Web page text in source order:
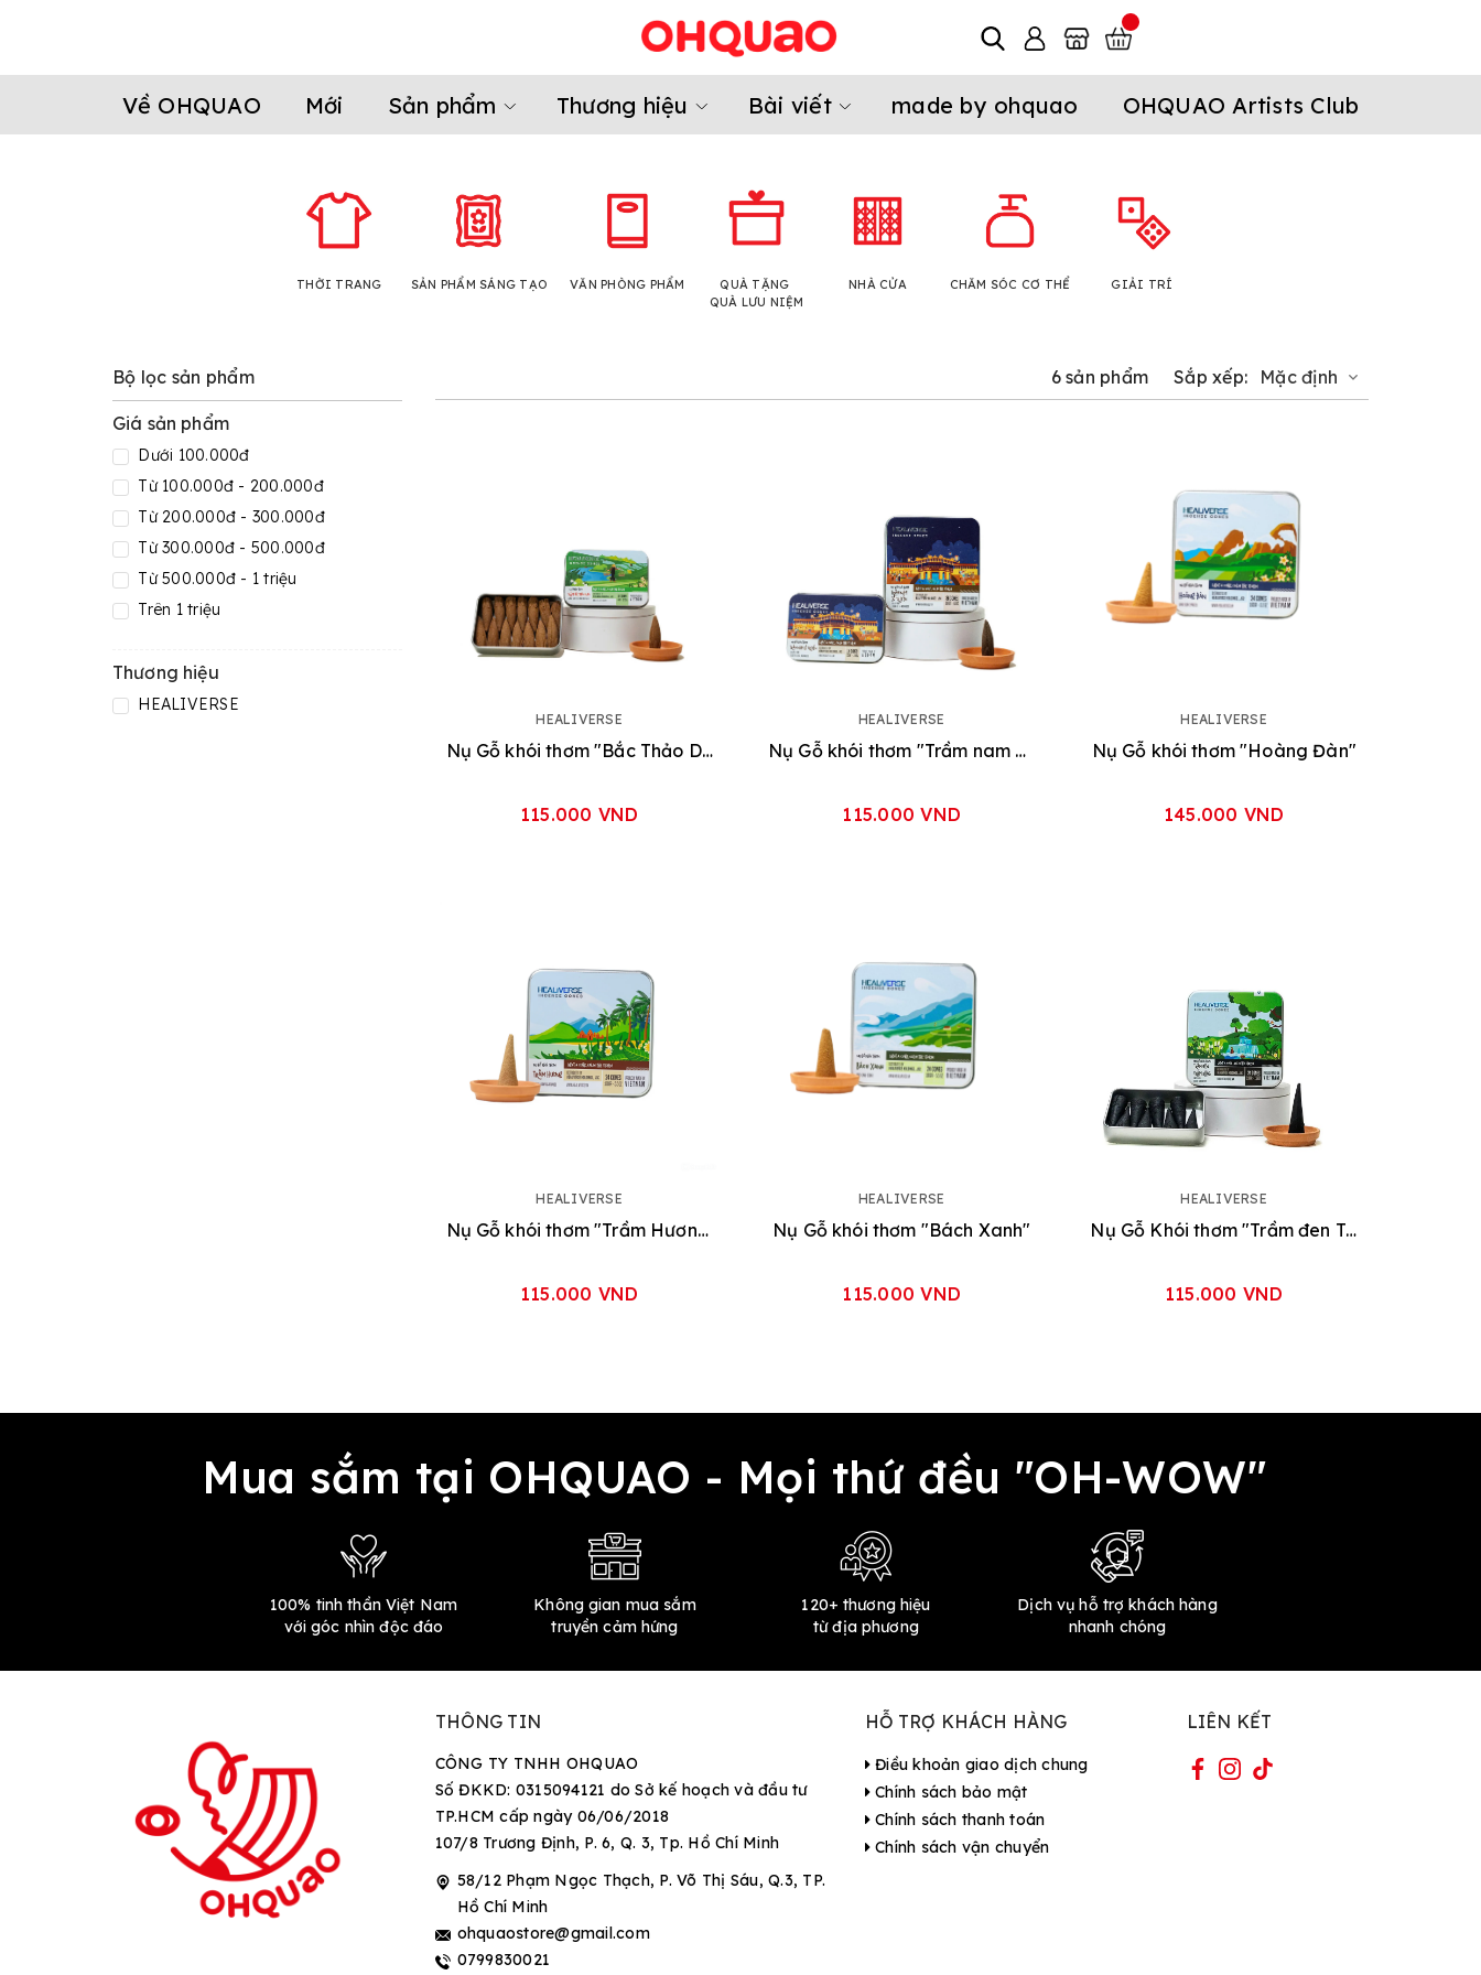
Về OHQUAO Mới Sản phẩm Thương hiệu Bài viết made by ohquao OHQUAO Artists Club
THỜI TRANG SẢN PHẨM SÁNG TẠO VĂN PHÒNG PHẨM
QUÀ TẶNG
QUÀ LƯU NIỆM
NHÀ CỬA CHĂM SÓC CƠ THỂ GIẢI TRÍ
Bộ lọc sản phẩm
Giá sản phẩm
Dưới 100.000đ
Từ 100.000đ - 200.000đ
Từ 200.000đ - 300.000đ
Từ 300.000đ - 500.000đ
Từ 500.000đ - 1 triệu
Trên 1 triệu
Thương hiệu
HEALIVERSE
6 sản phẩm Sắp xếp: Mặc định
HEALIVERSE
Nụ Gỗ khói thơm "Bắc Thảo Dược"
115.000 VND
HEALIVERSE
Nụ Gỗ khói thơm "Trầm nam cổ truyền"
115.000 VND
HEALIVERSE
Nụ Gỗ khói thơm "Hoàng Đàn"
145.000 VND
HEALIVERSE
Nụ Gỗ khói thơm "Trầm Hương"
115.000 VND
HEALIVERSE
Nụ Gỗ khói thơm "Bách Xanh"
115.000 VND
HEALIVERSE
Nụ Gỗ Khói thơm "Trầm đen Trám rừng"
115.000 VND
Mua sắm tại OHQUAO - Mọi thứ đều "OH-WOW"
100% tinh thần Việt Nam
với góc nhìn độc đáo
Không gian mua sắm
truyền cảm hứng
120+ thương hiệu
từ địa phương
Dịch vụ hỗ trợ khách hàng
nhanh chóng
THÔNG TIN
CÔNG TY TNHH OHQUAO
Số ĐKKD: 0315094121 do Sở kế hoạch và đầu tư
TP.HCM cấp ngày 06/06/2018
107/8 Trương Định, P. 6, Q. 3, Tp. Hồ Chí Minh
58/12 Phạm Ngọc Thạch, P. Võ Thị Sáu, Q.3, TP.
Hồ Chí Minh
ohquaostore@gmail.com
0799830021
HỖ TRỢ KHÁCH HÀNG
Điều khoản giao dịch chung
Chính sách bảo mật
Chính sách thanh toán
Chính sách vận chuyển
LIÊN KẾT